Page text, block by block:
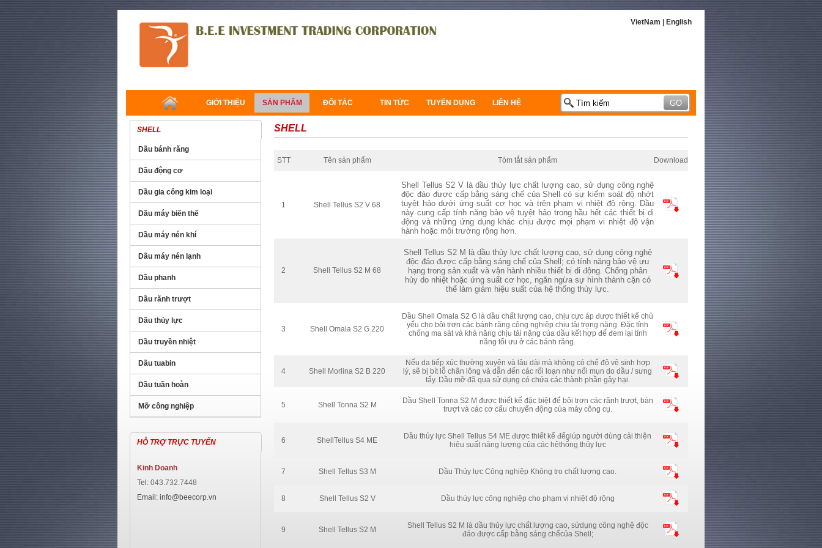
VietNam English
GIỚI THIỆU SẢN PHẨM ĐỐI TÁC TIN TỨC TUYỂN DỤNG LIÊN HỆ
SHELL
Dầu bánh răng
Dầu động cơ
Dầu gia công kim loại
Dầu máy biến thế
Dầu máy nén khí
Dầu máy nén lạnh
Dầu phanh
Dầu rãnh trượt
Dầu thủy lực
Dầu truyền nhiệt
Dầu tuabin
Dầu tuần hoàn
Mỡ công nghiệp
HỖ TRỢ TRỰC TUYẾN
Kinh Doanh
Tel : 043.732.7448
Email: info@beecorp.vn
SHELL
STT Tên sản phẩm Tóm tắt sản phẩm Download
1 Shell Tellus S2 V 68
Shell Tellus S2 V là dầu thủy lực chất lượng cao, sử dụng công nghệ
độc đáo được cấp bằng sáng chế của Shell có sự kiểm soát độ nhớt
tuyệt hảo dưới ứng suất cơ học và trên phạm vi nhiệt độ rộng. Dầu
này cung cấp tính năng bảo vệ tuyệt hảo trong hầu hết các thiết bị di
động và những ứng dụng khác chịu được mọi phạm vi nhiệt độ vận
hành hoặc môi trường rộng hơn.
2 Shell Tellus S2 M 68
Shell Tellus S2 M là dầu thủy lực chất lượng cao, sử dụng công nghệ
độc đáo được cấp bằng sáng chế của Shell; có tính năng bảo vệ ưu
hạng trong sản xuất và vận hành nhiều thiết bị di động. Chống phân
hủy do nhiệt hoặc ứng suất cơ học, ngăn ngừa sự hình thành cặn có
thể làm giảm hiệu suất của hệ thống thủy lực.
3 Shell Omala S2 G 220
Dầu Shell Omala S2 G là dầu chất lượng cao, chịu cực áp được thiết kế chủ
yếu cho bôi trơn các bánh răng công nghiệp chịu tải trọng nặng. Đặc tính
chống ma sát và khả năng chịu tải nặng của dầu kết hợp để đem lại tính
năng tối ưu ở các bánh răng.
4 Shell Morlina S2 B 220
Nếu da tiếp xúc thường xuyên và lâu dài mà không có chế độ vệ sinh hợp
lý, sẽ bị bít lỗ chân lông và dẫn đến các rối loạn như nổi mụn do dầu / sưng
tấy. Dầu mỡ đã qua sử dụng có chứa các thành phần gây hại.
5 Shell Tonna S2 M
Dầu Shell Tonna S2 M được thiết kế đặc biệt để bôi trơn các rãnh trượt, bàn
trượt và các cơ cấu chuyển động của máy công cụ.
6 ShellTellus S4 ME
Dầu thủy lực Shell Tellus S4 ME được thiết kế đểgiúp người dùng cải thiện
hiệu suất năng lượng của các hệthống thủy lực
7 Shell Tellus S3 M Dầu Thủy lực Công nghiệp Không tro chất lượng cao.
8 Shell Tellus S2 V Dầu thủy lực công nghiệp cho phạm vi nhiệt độ rộng
9 Shell Tellus S2 M
Shell Tellus S2 M là dầu thủy lực chất lượng cao, sửdụng công nghệ độc
đáo được cấp bằng sáng chếcủa Shell;